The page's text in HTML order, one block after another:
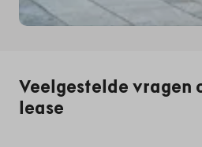
Veelgestelde vragen
lease